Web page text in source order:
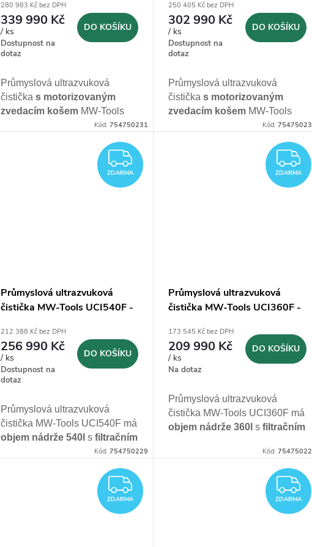
280 983 Kč bez DPH
339 990 Kč
/ ks
Dostupnost na
dotaz
DO KOŠÍKU
Průmyslová ultrazvuková
čistička s motorizovaným
zvedacím košem MW-Tools
objem nádrže
určená pro průmyslové použití
nepřetržitý provoz 24/7
Kód:754750231
250 405 Kč bez DPH
302 990 Kč
/ ks
Dostupnost na
dotaz
DO KOŠÍKU
Průmyslová ultrazvuková
čističkas motorizovaným
zvedacím košem MW-Tools
objem nádrže
určená pro průmyslové použití
nepřetržitý provoz 24/7
Kód:
ZDARMA
ZDARMA
Průmyslová ultrazvuková
čistička MW-Tools UCI540F -
212 388 Kč bez DPH
256 990 Kč
/ ks
Dostupnost na
dotaz
DO KOŠÍKU
Průmyslová ultrazvuková
čistička MW-Tools UCI540F má
objem nádrže 540l s filtračním
, určená pro
nepřetržitý provoz 24/7
Kód:754750229
ZDARMA
Průmyslová ultrazvuková
čistička MW-Tools UCI360F -
173 545 Kč bez DPH
209 990 Kč
/ ks
Na dotaz
DO KOŠÍKU
Průmyslová ultrazvuková
čistička MW-Tools UCI360F má
objem nádrže 360l sfiltračním
průmyslové použití a Kód:
ZDARMA
ZDARMA ZDARMA